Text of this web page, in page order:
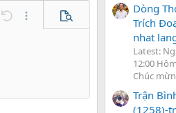
Undo Thêm tùy chọn…
Xem trước
Dòng
Trích
nhat
Latest:
12:00
Chúc
Trận
(1258)-